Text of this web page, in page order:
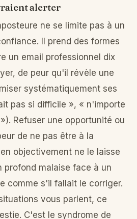
alerter
ne se limite pas à un
Il prend des formes
un email professionnel dix
de peur qu'il révèle une
systématiquement ses
pas si difficile », « n'importe
Refuser une opportunité ou
de ne pas être à la
objectivement ne le laisse
profond malaise face à un
comme s'il fallait le corriger.
vous parlent, ce
C'est le syndrome de